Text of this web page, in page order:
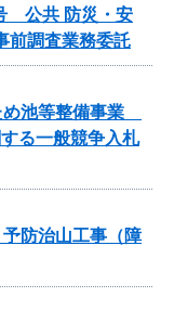
公共 防災・安
前調査業務委託
め池等整備事業
る一般競争入札
防治山工事（障